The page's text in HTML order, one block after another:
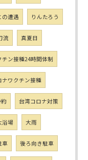
の遭遇 りんたろう
流 真夏日
ン接種24時間体制
ナワクチン接種
台湾コロナ対策
浴場 大雨
車 後ろ向き駐車